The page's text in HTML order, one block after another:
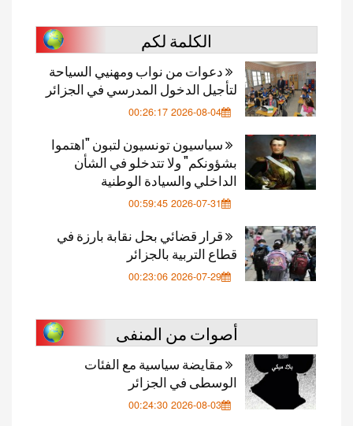
الكلمة لكم
دعوات من نواب ومهنيي السياحة
لتأجيل الدخول المدرسي في الجزائر
2026-08-04 00:26:17
سياسيون تونسيون لتبون "اهتموا
بشؤونكم" ولا تتدخلو في الشأن
الداخلي والسيادة الوطنية
2026-07-31 00:59:45
قرار قضائي بحل نقابة بارزة في
قطاع التربية بالجزائر
2026-07-29 00:23:06
أصوات من المنفى
مقايضة سياسية مع الفئات
الوسطى في الجزائر
2026-08-03 00:24:30